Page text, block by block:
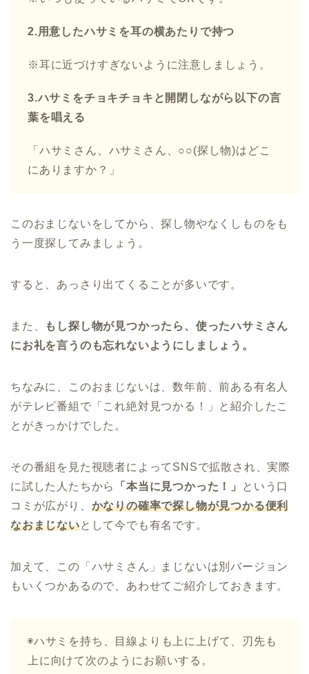
2.用意したハサミを耳の横あたりで持つ
※耳に近づけすぎないように注意しましょう。
3.ハサミをチョキチョキと開閉しながら以下の言
葉を唱える
「ハサミさん、ハサミさん、○○(探し物)はどこ
にありますか？」
このおまじないをしてから、探し物やなくしものをも
う一度探してみましょう。
すると、あっさり出てくることが多いです。
また、
もし探し物が見つかったら、使ったハサミさん
にお礼を言うのも忘れないようにしましょう。
ちなみに、このおまじないは、数年前、前ある有名人
がテレビ番組で「これ絶対見つかる！」と紹介したこ
とがきっかけでした。
その番組を見た視聴者によってSNSで拡散され、実際
に試した人たちから
「本当に見つかった！」
という口
コミが広がり、 かなりの確率で探し物が見つかる便利
なおまじないとして今でも有名です。
加えて、この「ハサミさん」まじないは別バージョン
もいくつかあるので、あわせてご紹介しておきます。
◉ハサミを持ち、目線よりも上に上げて、刃先も
上に向けて次のようにお願いする。